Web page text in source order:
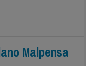
Malpensa